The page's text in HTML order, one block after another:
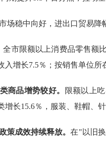
场稳中向好 ， 进出口贸易降
全市限额以上消费品零售额
入增长7.5％ ； 按销售单位所
商品增势较好。
限额以上
增长15.6％，服装、鞋帽、
策成效持续释放。在"以旧